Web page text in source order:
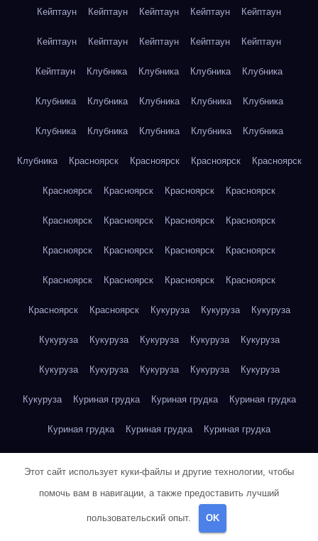
Кейптаун Кейптаун Кейптаун Кейптаун Кейптаун
Кейптаун Кейптаун Кейптаун Кейптаун Кейптаун
Кейптаун Клубника Клубника Клубника Клубника
Клубника Клубника Клубника Клубника Клубника
Клубника Клубника Клубника Клубника Клубника
Клубника Красноярск Красноярск Красноярск Красноярск
Красноярск Красноярск Красноярск Красноярск
Красноярск Красноярск Красноярск Красноярск
Красноярск Красноярск Красноярск Красноярск
Красноярск Красноярск Красноярск Красноярск
Красноярск Красноярск Кукуруза Кукуруза Кукуруза
Кукуруза Кукуруза Кукуруза Кукуруза Кукуруза
Кукуруза Кукуруза Кукуруза Кукуруза Кукуруза
Кукуруза Куриная грудка Куриная грудка Куриная грудка
Куриная грудка Куриная грудка Куриная грудка
Куриная грудка Куриная грудка Куриная грудка
Куриная грудка Куриная грудка Куриная грудка
Этот сайт использует куки-файлы и другие технологии, чтобы
помочь вам в навигации, а также предоставить лучший
пользовательский опыт. OK